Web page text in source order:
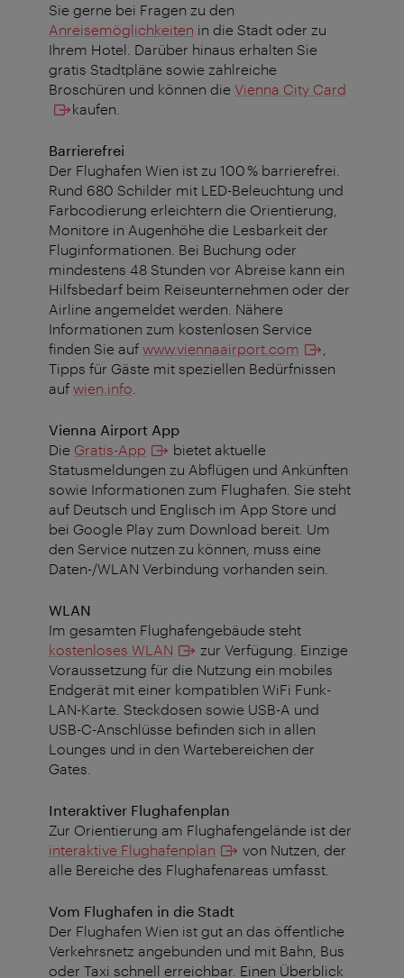
Sie gerne bei Fragen zu den
Anreisemöglichkeiten in die Stadt oder zu
Ihrem Hotel. Darüber hinaus erhalten Sie
gratis Stadtpläne sowie zahlreiche
Broschüren und können die Vienna City Card
kaufen.
Barrierefrei
Der Flughafen Wien ist zu 100 % barrierefrei.
Rund 680 Schilder mit LED-Beleuchtung und
Farbcodierung erleichtern die Orientierung,
Monitore in Augenhöhe die Lesbarkeit der
Fluginformationen. Bei Buchung oder
mindestens 48 Stunden vor Abreise kann ein
Hilfsbedarf beim Reiseunternehmen oder der
Airline angemeldet werden. Nähere
Informationen zum kostenlosen Service
finden Sie auf www.viennaairport.com
Tipps für Gäste mit speziellen Bedürfnissen
auf wien.info
Vienna Airport App
Die Gratis-App
bietet aktuelle
Statusmeldungen zu Abflügen und Ankünften
sowie Informationen zum Flughafen. Sie steht
auf Deutsch und Englisch im App Store und
bei Google Play zum Download bereit. Um
den Service nutzen zu können, muss eine
Daten-/WLAN Verbindung vorhanden sein.
WLAN
Im gesamten Flughafengebäude steht
kostenloses WLAN
zur Verfügung. Einzige
Voraussetzung für die Nutzung ein mobiles
Endgerät mit einer kompatiblen WiFi Funk-
LAN-Karte. Steckdosen sowie USB-A und
USB-C-Anschlüsse befinden sich in allen
Lounges und in den Wartebereichen der
Gates.
Interaktiver Flughafenplan
Zur Orientierung am Flughafengelände ist der
interaktive Flughafenplan
von Nutzen, der
alle Bereiche des Flughafenareas umfasst.
Vom Flughafen in die Stadt
Der Flughafen Wien ist gut an das öffentliche
Verkehrsnetz angebunden und mit Bahn, Bus
oder Taxi schnell erreichbar. Einen Überblick